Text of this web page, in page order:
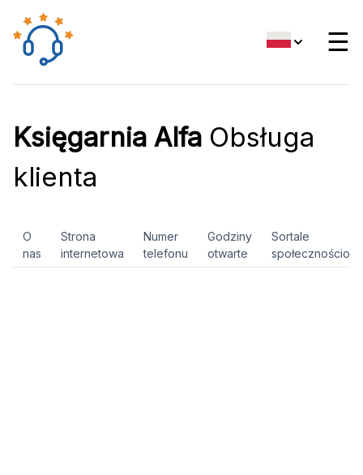
☰
Księgarnia Alfa Obsługa
klienta
O
nas
Strona
internetowa
Numer
telefonu
Godziny
otwarte
Sortale